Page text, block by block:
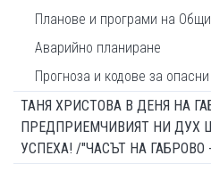
Планове и програми на
Аварийно планиране
Прогноза и кодове за
ТАНЯ ХРИСТОВА В ДЕНЯ НА
ПРЕДПРИЕМЧИВИЯТ НИ ДУХ
УСПЕХА! /"ЧАСЪТ НА ГАБРОВО